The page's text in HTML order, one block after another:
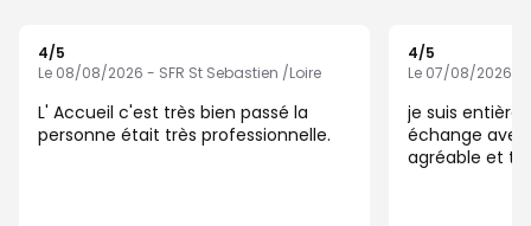
4/5
Le 08/08/2026 - SFR St Sebastien /Loire
L' Accueil c'est très bien passé la
personne était très professionnelle.
4/5
Le 07/08/2026 -
je suis
échange
agréable et